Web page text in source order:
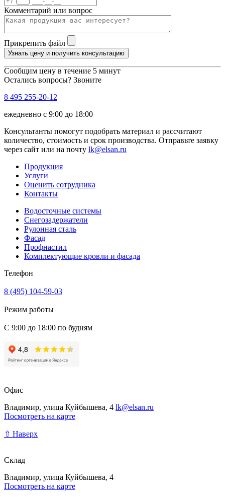
Комментарий или вопрос
Прикрепить файл
Узнать цену и получить консультацию
Сообщим цену в течение 5 минут
Остались вопросы? Звоните
8 495 255-20-12
ежедневно с 9:00 до 18:00
Консультанты помогут подобрать материал и рассчитают
количество, стоимость и срок производства. Отправьте заявку
через сайт или на почту lk@elsan.ru
Продукция
Услуги
Оценить сотрудника
Контакты
Водосточные системы
Снегозадержатели
Рулонная сталь
Фасад
Профнастил
Комплектующие кровли и фасада
Телефон
8 (495) 104-59-03
Режим работы
С 9:00 до 18:00 по будням
Офис
Владимир, улица Куйбышева, 4 lk@elsan.ru
Посмотреть на карте
⇧ Наверх
Склад
Владимир, улица Куйбышева, 4
Посмотреть на карте